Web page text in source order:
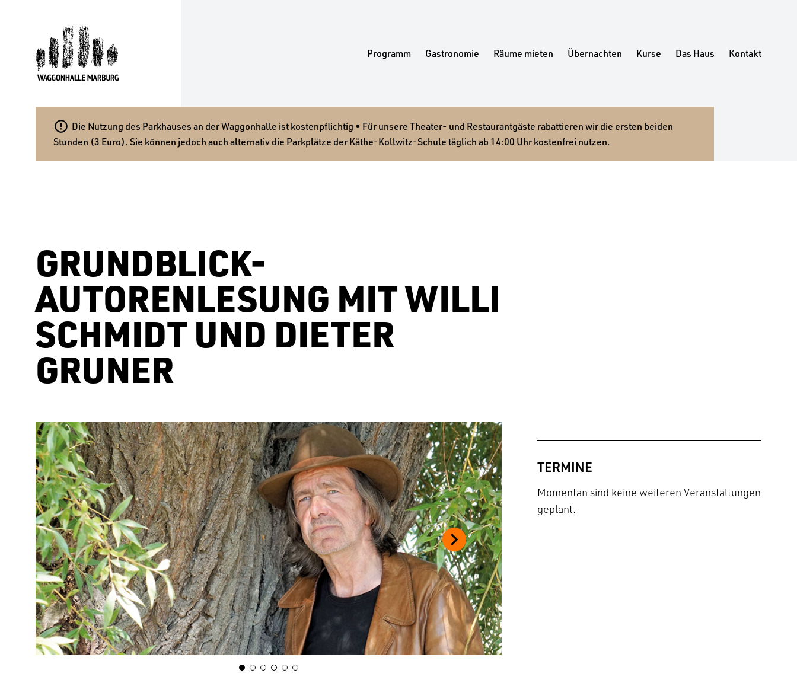
Programm Gastronomie Räume mieten Übernachten Kurse Das Haus Kontakt
 Die Nutzung des Parkhauses an der Waggonhalle ist kostenpflichtig • Für unsere Theater- und Restaurantgäste rabattieren wir die ersten beiden
Stunden (3 Euro). Sie können jedoch auch alternativ die Parkplätze der Käthe-Kollwitz-Schule täglich ab 14:00 Uhr kostenfrei nutzen.
GRUNDBLICK-
AUTORENLESUNG MIT WILLI
SCHMIDT UND DIETER
GRUNER
TERMINE
Momentan sind keine weiteren Veranstaltungen
geplant.